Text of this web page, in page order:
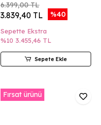
6.399,00 TL
3.839,40 TL %40
Sepette Ekstra
%10 3.455,46 TL
Sepete Ekle
Fırsat ürünü